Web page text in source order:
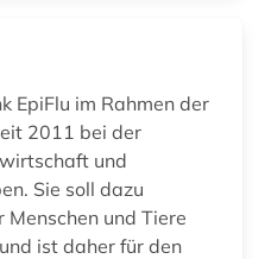
phytomedizin (medizin) (1)
EpiFlu im Rahmen der
bei der
und
Sie soll dazu
und Tiere
ist daher für den